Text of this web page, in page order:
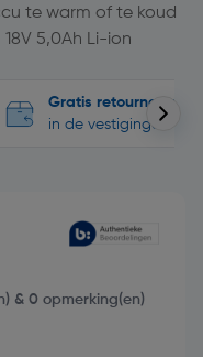
te warm of te koud
18V 5,0Ah Li-ion
Gratis retourneren
in de vestigingen
& 0 opmerking(en)